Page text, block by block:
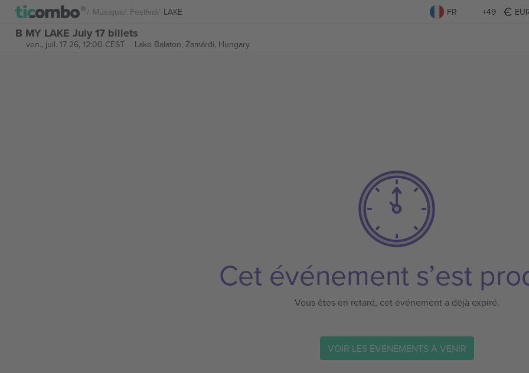
Musique Festival LAKE FR +49
B MY LAKE July 17 billets
ven., juil. 17 26, 12:00 CEST Lake Balaton, Zamárdi, Hungary
Cet événement s’est
Vous êtes en retard, cet événement a déjà expiré.
VOIR LES ÉVÉNEMENTS À VENIR